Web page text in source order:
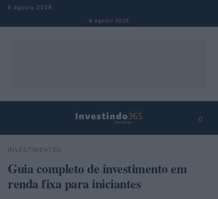
Pular para o conteúdo
6 agosto 2026
6 agosto 2026
⌕
Buscar
INVESTIMENTOS
Guia completo de investimento em
renda fixa para iniciantes